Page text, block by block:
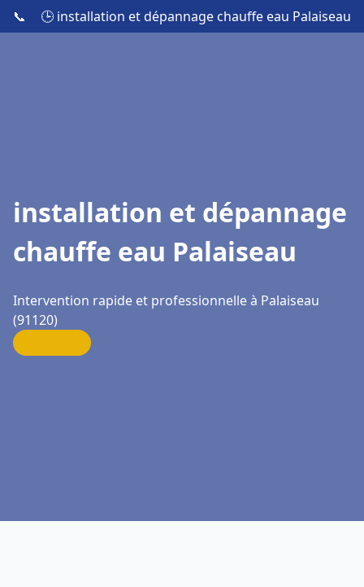
📞 🕒 installation et dépannage chauffe eau Palaiseau
installation et dépannage
chauffe eau Palaiseau
Intervention rapide et professionnelle à Palaiseau
(91120)